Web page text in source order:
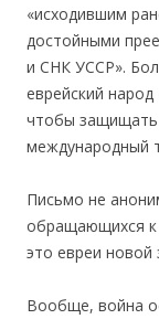
«исходившим
достойными
и СНК УССР».
еврейский
чтобы защищать
международный
Письмо не
обращающихся к
это евреи новой
Вообще, война